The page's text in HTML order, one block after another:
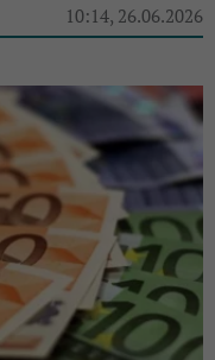
10:14, 26.06.2026